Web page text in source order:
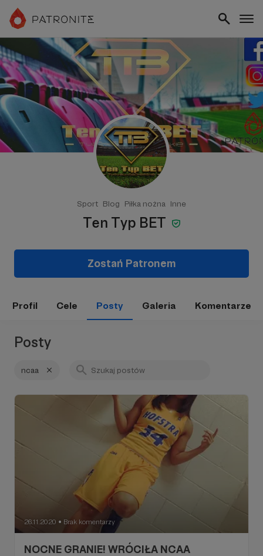
Sport Blog Piłka nożna Inne
Ten Typ BET
Zostań Patronem
Profil Cele Posty Galeria Komentarze
Posty
ncaa
26.11.2020 ● Brak komentarzy
NOCNE GRANIE! WRÓCIŁA NCAA